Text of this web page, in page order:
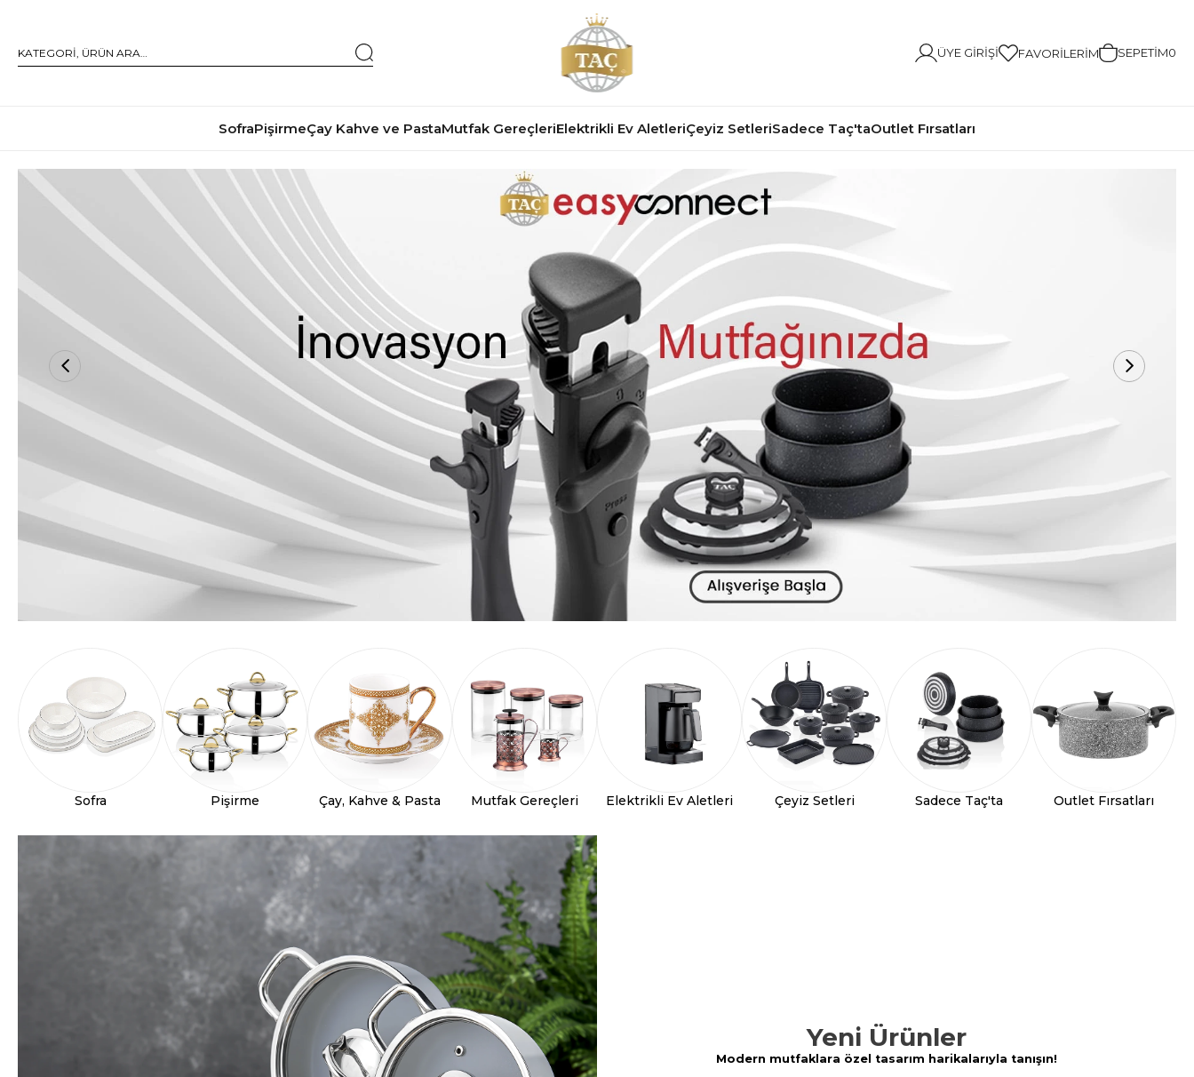
ÜYE GIRIŞI FAVORILERIM SEPETIM0
SofraPişirmeÇay Kahve ve PastaMutfak GereçleriElektrikli Ev AletleriÇeyiz SetleriSadece Taç'taOutlet Fırsatları
Sofra Pişirme Çay, Kahve & Pasta Mutfak Gereçleri Elektrikli Ev Aletleri Çeyiz Setleri Sadece Taç'ta Outlet Fırsatları
Yeni Ürünler
Modern mutfaklara özel tasarım harikalarıyla tanışın!